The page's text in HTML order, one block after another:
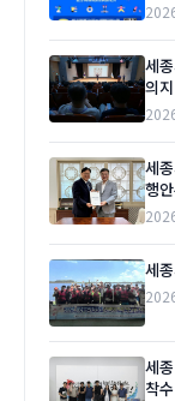
세
의
세
행
세
세
착수